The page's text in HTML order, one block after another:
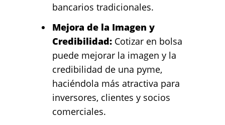
bancarios tradicionales.
Mejora de la Imagen y
Credibilidad: Cotizar en bolsa
puede mejorar la imagen y la
credibilidad de una pyme,
haciéndola más atractiva para
inversores, clientes y socios
comerciales.